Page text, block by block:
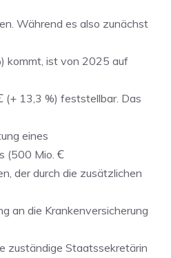
Während es also zunächst
kommt, ist von 2025 auf
(+ 13,3 %) feststellbar. Das
eines
(500 Mio. Ꞓ
der durch die zusätzlichen
an die Krankenversicherung
zuständige Staatssekretärin